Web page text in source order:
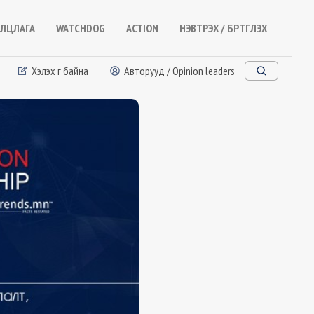
WATCHDOG ACTION НЭВТРЭХ / БҮРТГҮҮЛЭХ
Хэлэх үг байна Авторууд / Opinion leaders